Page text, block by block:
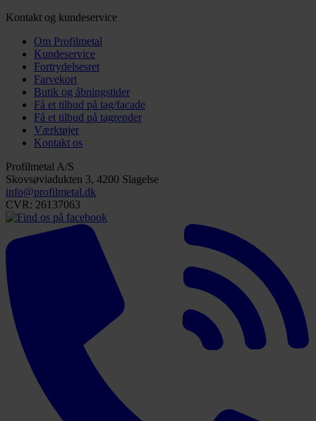
Kontakt og kundeservice
Om Profilmetal
Kundeservice
Fortrydelsesret
Farvekort
Butik og åbningstider
Få et tilbud på tag/facade
Få et tilbud på tagrender
Værktøjer
Kontakt os
Profilmetal A/S
Skovsøviadukten 3, 4200 Slagelse
info@profilmetal.dk
CVR: 26137063